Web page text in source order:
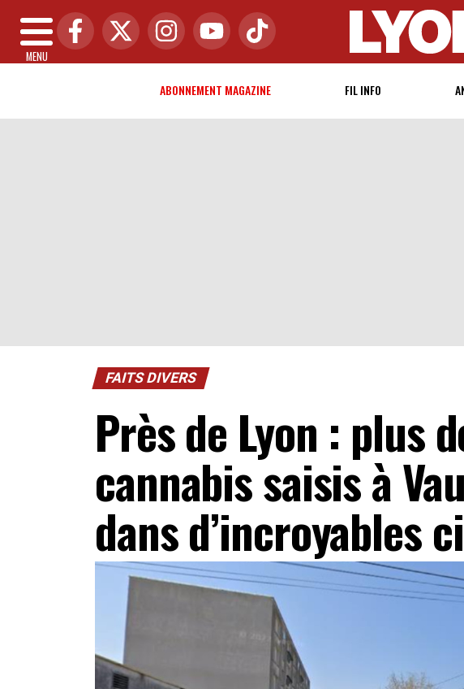
MENU
ABONNEMENT MAGAZINE FIL INFO
FAITS DIVERS
Près de Lyon : plus
cannabis saisis à
dans d’incroyables